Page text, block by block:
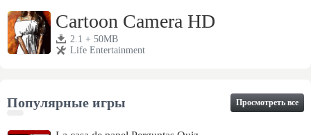
Cartoon Camera HD
2.1 + 50MB
Life Entertainment
Популярные игры Просмотреть все